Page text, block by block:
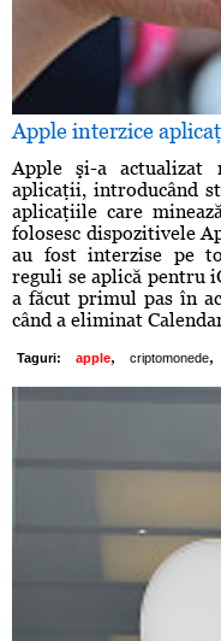
Apple interzice
Apple şi-a actualizat
aplicaţii, introducând
aplicaţiile care
folosesc dispozitivele
au fost interzise pe
reguli se aplică pentru
a făcut primul pas în
când a eliminat
Taguri: apple, criptomonede,